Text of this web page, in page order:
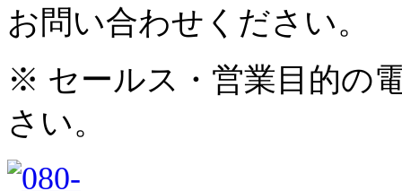
お問い合わせください。
※ セールス・営業目的の
さい。